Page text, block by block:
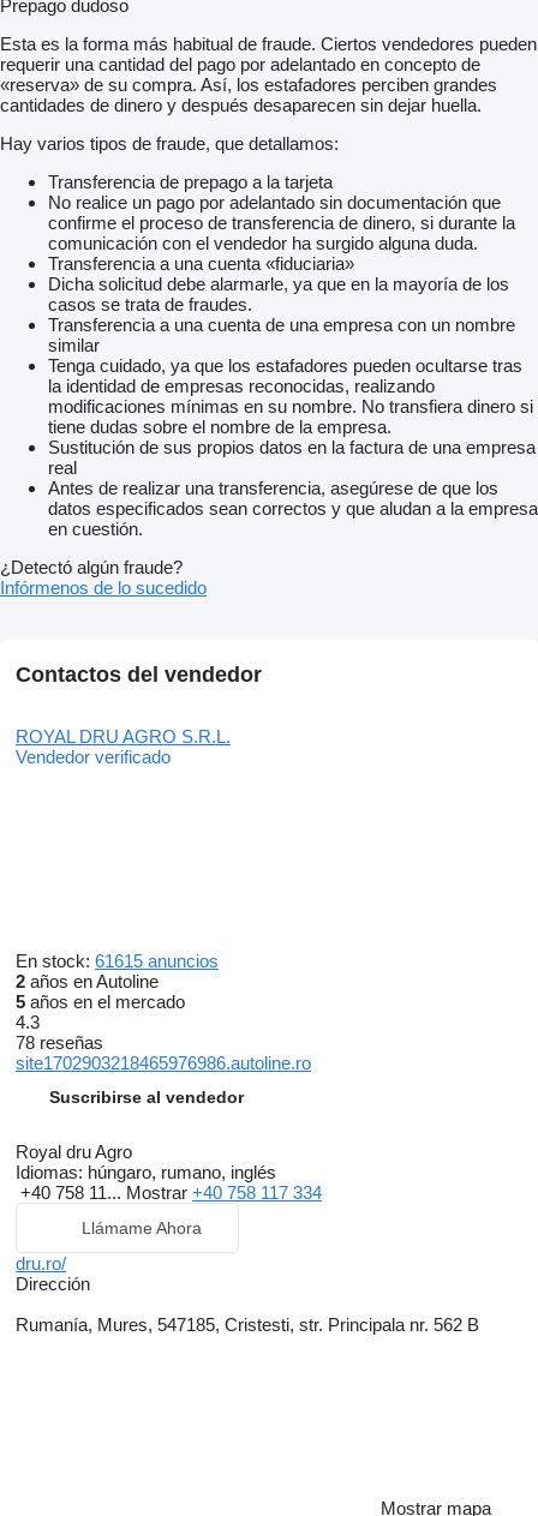
Prepago dudoso
Esta es la forma más habitual de fraude. Ciertos vendedores pueden
requerir una cantidad del pago por adelantado en concepto de
«reserva» de su compra. Así, los estafadores perciben grandes
cantidades de dinero y después desaparecen sin dejar huella.
Hay varios tipos de fraude, que detallamos:
Transferencia de prepago a la tarjeta
No realice un pago por adelantado sin documentación que
confirme el proceso de transferencia de dinero, si durante la
comunicación con el vendedor ha surgido alguna duda.
Transferencia a una cuenta «fiduciaria»
Dicha solicitud debe alarmarle, ya que en la mayoría de los
casos se trata de fraudes.
Transferencia a una cuenta de una empresa con un nombre
similar
Tenga cuidado, ya que los estafadores pueden ocultarse tras
la identidad de empresas reconocidas, realizando
modificaciones mínimas en su nombre. No transfiera dinero si
tiene dudas sobre el nombre de la empresa.
Sustitución de sus propios datos en la factura de una empresa
real
Antes de realizar una transferencia, asegúrese de que los
datos especificados sean correctos y que aludan a la empresa
en cuestión.
¿Detectó algún fraude?
Infórmenos de lo sucedido
Contactos del vendedor
ROYAL DRU AGRO S.R.L.
Vendedor verificado
En stock: 61615 anuncios
2 años en Autoline
5 años en el mercado
4.3
78 reseñas
site1702903218465976986.autoline.ro
Suscribirse al vendedor
Royal dru Agro
Idiomas: húngaro, rumano, inglés
+40 758 11... Mostrar +40 758 117 334
Llámame Ahora
dru.ro/
Dirección
Rumanía, Mures, 547185, Cristesti, str. Principala nr. 562 B
Mostrar mapa